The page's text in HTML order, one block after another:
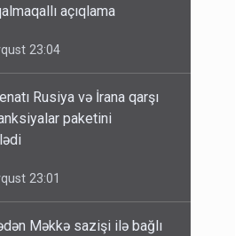
açıqlama
23:04
Rusiya və İrana qarşı
paketini
23:01
Məkkə sazişi ilə bağlı